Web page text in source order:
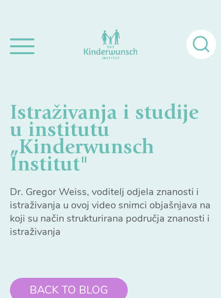
Istraživanja i studije
u institutu
„Kinderwunsch
Institut"
Dr. Gregor Weiss, voditelj odjela znanosti i
istraživanja u ovoj video snimci objašnjava na
koji su način strukturirana područja znanosti i
istraživanja
BACK TO BLOG